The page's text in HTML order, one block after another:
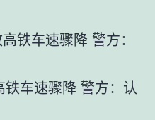
车速骤降 警方：认